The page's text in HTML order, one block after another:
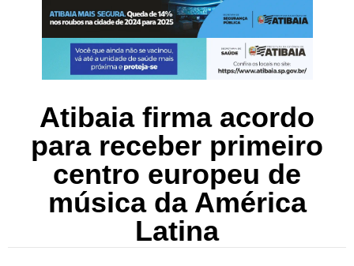
Atibaia firma acordo
para receber primeiro
centro europeu de
música da América
Latina